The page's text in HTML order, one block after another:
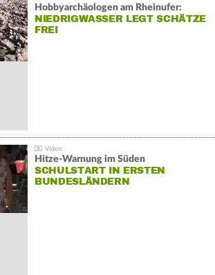
Hobbyarchäologen am Rheinufer:
NIEDRIGWASSER LEGT SCHÄTZE
FREI
Hitze-Warnung im Süden
SCHULSTART IN ERSTEN
BUNDESLÄNDERN